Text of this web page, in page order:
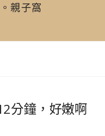
親子窩
分鐘，好嫩啊